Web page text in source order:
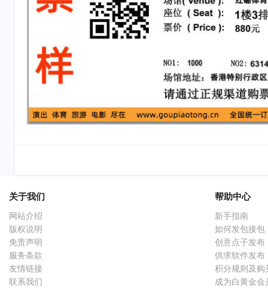
关于我们
网站介绍
版权说明
免责声明
服务条款
友情链接
联系我们
帮助中心
新手指南
如何发包接包
创意点子发布
供求软件发布
积分规则及购
成为白黄金会